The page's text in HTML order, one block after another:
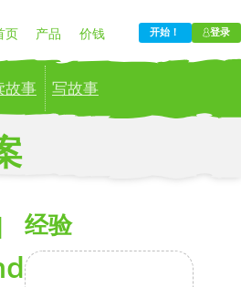
页 产品 价钱
客 公司
开始！ 登录
故事 写故事
to a global audience.
now!
经验